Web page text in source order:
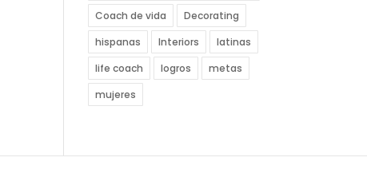
Coach de vida
Decorating
hispanas
Interiors
latinas
life coach
logros
metas
mujeres